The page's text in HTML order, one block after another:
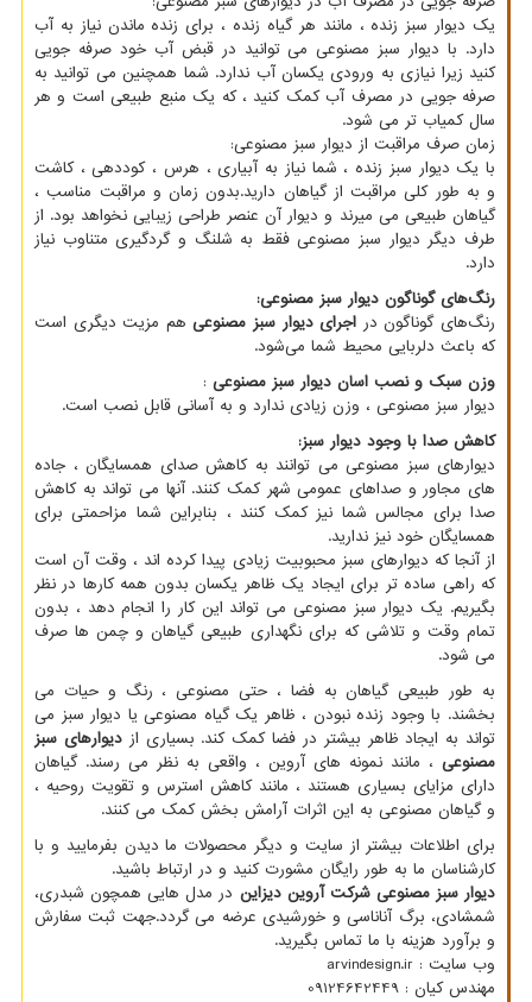
یک دیوار سبز زنده ، مانند هر گیاه زنده ، برای زنده ماندن نیاز به آب
دارد. با دیوار سبز مصنوعی می توانید در قبض آب خود صرفه جویی
کنید زیرا نیازی به ورودی یکسان آب ندارد. شما همچنین می توانید به
صرفه جویی در مصرف آب کمک کنید ، که یک منبع طبیعی است و هر
سال کمیاب تر می شود.
زمان صرف مراقبت از دیوار سبز مصنوعی:
با یک دیوار سبز زنده ، شما نیاز به آبیاری ، هرس ، کوددهی ، کاشت
و به طور کلی مراقبت از گیاهان دارید.بدون زمان و مراقبت مناسب ،
گیاهان طبیعی می میرند و دیوار آن عنصر طراحی زیبایی نخواهد بود. از
طرف دیگر دیوار سبز مصنوعی فقط به شلنگ و گردگیری متناوب نیاز
دارد.
رنگ‌های گوناگون دیوار سبز مصنوعی:
رنگ‌های گوناگون در اجرای دیوار سبز مصنوعیهم مزیت دیگری است
که باعث دلربایی محیط شما می‌شود.
وزن سبک و نصب اسان دیوار سبز مصنوعی :
دیوار سبز مصنوعی ، وزن زیادی ندارد و به آسانی قابل نصب است.
کاهش صدا با وجود دیوار سبز:
دیوارهای سبز مصنوعی می توانند به کاهش صدای همسایگان ، جاده
های مجاور و صداهای عمومی شهر کمک کنند. آنها می تواند به کاهش
صدا برای مجالس شما نیز کمک کنند ، بنابراین شما مزاحمتی برای
همسایگان خود نیز ندارید.
از آنجا که دیوارهای سبز محبوبیت زیادی پیدا کرده اند ، وقت آن است
که راهی ساده تر برای ایجاد یک ظاهر یکسان بدون همه کارها در نظر
بگیریم. یک دیوار سبز مصنوعی می تواند این کار را انجام دهد ، بدون
تمام وقت و تلاشی که برای نگهداری طبیعی گیاهان و چمن ها صرف
می شود.
به طور طبیعی گیاهان به فضا ، حتی مصنوعی ، رنگ و حیات می
بخشند. با وجود زنده نبودن ، ظاهر یک گیاه مصنوعی یا دیوار سبز می
تواند به ایجاد ظاهر بیشتر در فضا کمک کند. بسیاری ازدیوارهای سبز
مصنوعی ، مانند نمونه های آروین ، واقعی به نظر می رسند. گیاهان
دارای مزایای بسیاری هستند ، مانند کاهش استرس و تقویت روحیه ،
و گیاهان مصنوعی به این اثرات آرامش بخش کمک می کنند.
برای اطلاعات بیشتر از سایت و دیگر محصولات ما دیدن بفرمایید و با
کارشناسان ما به طور رایگان مشورت کنید و در ارتباط باشید.
دیوار سبز مصنوعی شرکت آروین دیزاین در مدل هایی همچون شبدری،
شمشادی، برگ آناناسی و خورشیدی عرضه می گردد.جهت ثبت سفارش
و برآورد هزینه با ما تماس بگیرید.
وب سایت : arvindesign.ir
مهندس کیان : 09124642449